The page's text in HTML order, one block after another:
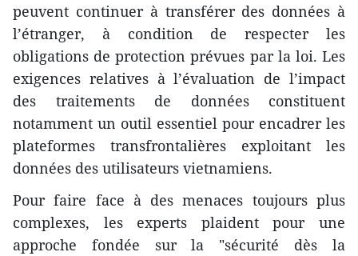
peuvent continuer à transférer des données à
l’étranger, à condition de respecter les
obligations de protection prévues par la loi. Les
exigences relatives à l’évaluation de l’impact
des traitements de données constituent
notamment un outil essentiel pour encadrer les
plateformes transfrontalières exploitant les
données des utilisateurs vietnamiens.
Pour faire face à des menaces toujours plus
complexes, les experts plaident pour une
approche fondée sur la "sécurité dès la